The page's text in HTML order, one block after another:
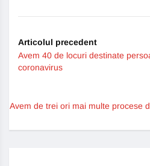
Articolul precedent
Avem 40 de locuri destinate
coronavirus
Avem de trei ori mai multe procese